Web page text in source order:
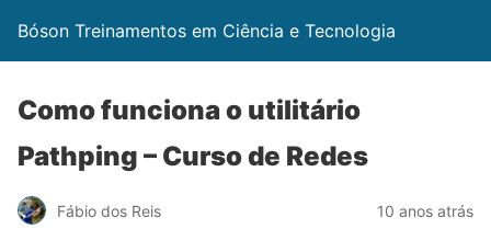
Bóson Treinamentos em Ciência e Tecnologia
Como funciona o utilitário
Pathping – Curso de Redes
Fábio dos Reis 10 anos atrás